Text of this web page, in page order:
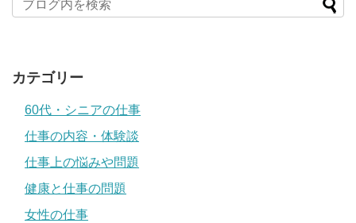
カテゴリー
60代・シニアの仕事
仕事の内容・体験談
仕事上の悩みや問題
健康と仕事の問題
女性の仕事